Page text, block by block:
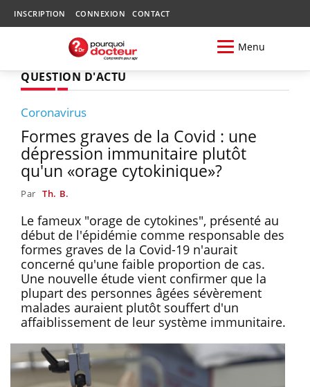
INSCRIPTION CONNEXION CONTACT
Menu
QUESTION D'ACTU
Coronavirus
Formes graves de la Covid : une
dépression immunitaire plutôt
qu'un «orage cytokinique»?
Par Th. B.
Le fameux "orage de cytokines", présenté au
début de l'épidémie comme responsable des
formes graves de la Covid-19 n'aurait
concerné qu'une faible proportion de cas.
Une nouvelle étude vient confirmer que la
plupart des personnes âgées sévèrement
malades auraient plutôt souffert d'un
affaiblissement de leur système immunitaire.